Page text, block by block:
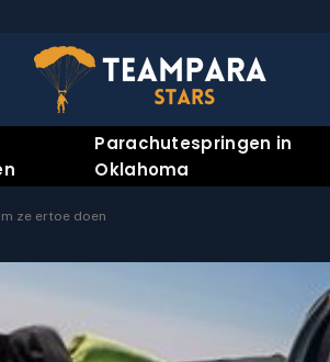
Parachutespringen in
Oklahoma
ze ertoe doen